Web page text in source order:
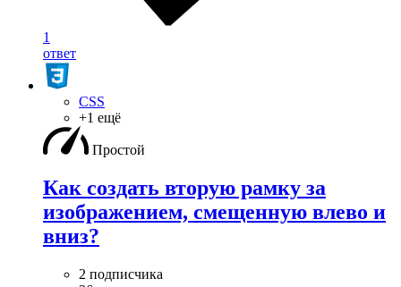
1
ответ
CSS
+1 ещё
Простой
Как создать вторую рамку за
изображением, смещенную влево и
вниз?
2 подписчика